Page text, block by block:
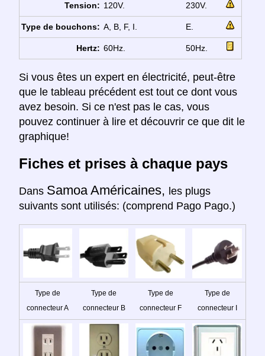
Tension: 120V. 230V.
Type de bouchons: A, B, F, I. E.
Hertz: 60Hz. 50Hz.
Si vous êtes un expert en électricité, peut-être
que le tableau précédent est tout ce dont vous
avez besoin. Si ce n'est pas le cas, vous
pouvez continuer à lire et découvrir ce que dit le
graphique!
Fiches et prises à chaque pays
Dans Samoa Américaines, les plugs
suivants sont utilisés: (comprend Pago Pago.)
Type de
connecteur A
Type de
connecteur B
Type de
connecteur F
Type de
connecteur I